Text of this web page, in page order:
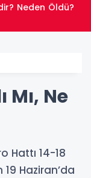
Neden Öldü?
Mı, Ne
Hattı 14-18
Haziran’da